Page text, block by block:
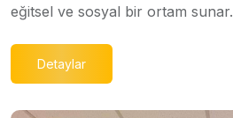
eğitsel ve sosyal bir ortam sunar.
Detaylar